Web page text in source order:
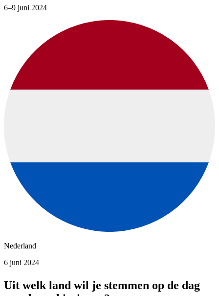
6–9 juni 2024
Nederland
6 juni 2024
Uit welk land wil je stemmen op de dag